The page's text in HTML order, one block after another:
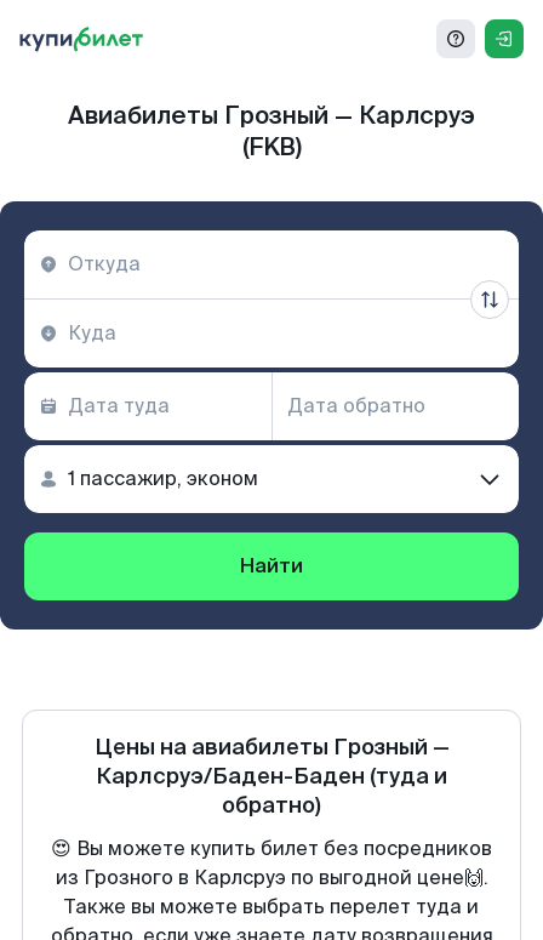
Авиабилеты Грозный — Карлсруэ
(FKB)
Найти
Цены на авиабилеты Грозный —
Карлсруэ/Баден-Баден (туда и
обратно)
😍 Вы можете купить билет без посредников
из Грозного в Карлсруэ по выгодной цене🙌.
Также вы можете выбрать перелет туда и